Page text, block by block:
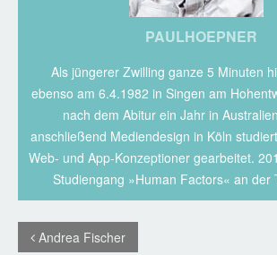
PAULHOEPNER
Als jüngerer Zwilling ganze 5 Minuten
ebenso am 6.4.1982 in Singen am
nach dem Abitur ein Jahr in
anschließend Mediendesign in Köln
Web- und App-Konzeptioner gearbeitet.
Studiengang »Human Factors« an der
Andrea Fischer